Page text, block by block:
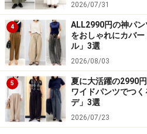
2026/07/31
4
ALL2990円の神パ
をおしゃれにカバ
ル」3選
2026/08/03
5
夏に大活躍の2990
ワイドパンツでつ
デ」3選
2026/07/23